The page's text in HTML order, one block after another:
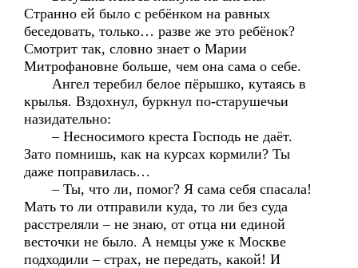
Странно ей было с ребёнком на равных
беседовать, только… разве же это ребёнок?
Смотрит так, словно знает о Марии
Митрофановне больше, чем она сама о себе.
Ангел теребил белое пёрышко, кутаясь в
крылья. Вздохнул, буркнул по-старушечьи
назидательно:
– Несносимого креста Господь не даёт.
Зато помнишь, как на курсах кормили? Ты
даже поправилась…
– Ты, что ли, помог? Я сама себя спасала!
Мать то ли отправили куда, то ли без суда
расстреляли – не знаю, от отца ни единой
весточки не было. А немцы уже к Москве
подходили – страх, не передать, какой! И